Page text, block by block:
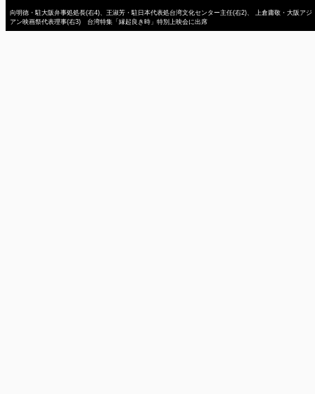
向明徳・駐大阪弁事処処長(右4)、王淑芳・駐日本代表処台湾文化センター主任(右2)、 上倉庸敬・大阪アジ
アン映画祭代表理事(右3) 台湾特集「縁起良き時」特別上映会に出席